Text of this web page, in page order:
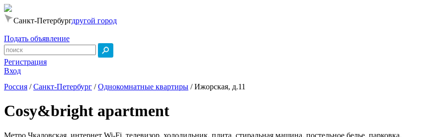
Санкт-Петербургдругой город
Подать объявление
Регистрация
Вход
Россия /Санкт-Петербург /Однокомнатные квартиры /Ижорская, д.11
Cosy&bright apartment
Метро Чкаловская. интернет Wi-Fi, телевизор, холодильник, плита, стиральная машина, постельное белье, парковка.